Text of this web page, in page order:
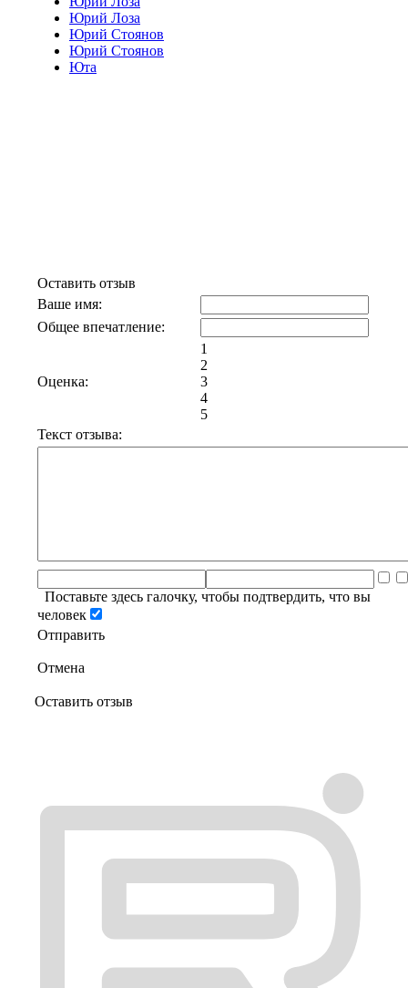
Юрий Лоза
Юрий Стоянов
Юрий Стоянов
Юта
Оставить отзыв
Ваше имя:
Общее впечатление:
Оценка:
1
2
3
4
5
Текст отзыва:
Поставьте здесь галочку, чтобы подтвердить, что вы
человек
Отправить
Отмена
Оставить отзыв